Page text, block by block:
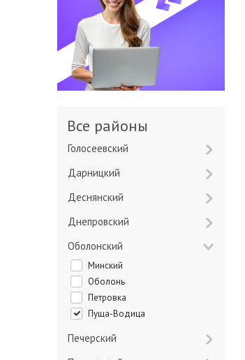
Все районы
Голосеевский
Дарницкий
Деснянский
Днепровский
Оболонский
Минский
Оболонь
Петровка
Пуща-Водица
Печерский